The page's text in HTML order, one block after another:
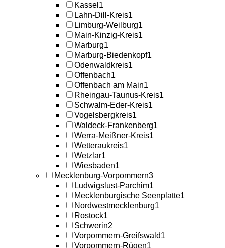
Kassel 1
Lahn-Dill-Kreis1
Limburg-Weilburg1
Main-Kinzig-Kreis1
Marburg1
Marburg-Biedenkopf1
Odenwaldkreis1
Offenbach1
Offenbach am Main1
Rheingau-Taunus-Kreis1
Schwalm-Eder-Kreis1
Vogelsbergkreis1
Waldeck-Frankenberg1
Werra-Meißner-Kreis1
Wetteraukreis1
Wetzlar1
Wiesbaden1
Mecklenburg-Vorpommern3
Ludwigslust-Parchim1
Mecklenburgische Seenplatte1
Nordwestmecklenburg1
Rostock1
Schwerin2
Vorpommern-Greifswald1
Vorpommern-Rügen1